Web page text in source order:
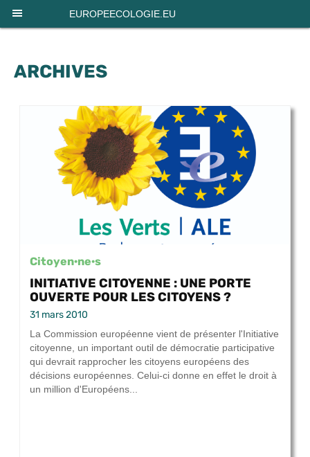
EUROPEECOLOGIE.EU
ARCHIVES
Citoyen·ne·s
INITIATIVE CITOYENNE : UNE PORTE
OUVERTE POUR LES CITOYENS ?
31 mars 2010
La Commission européenne vient de présenter l'Initiative
citoyenne, un important outil de démocratie participative
qui devrait rapprocher les citoyens européens des
décisions européennes. Celui-ci donne en effet le droit à
un million d'Européens...